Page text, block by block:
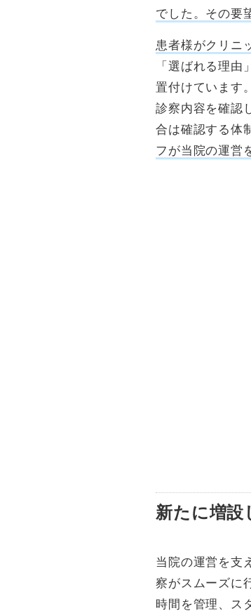
でした。その要
患者様がクリニ
「選ばれる理
置付けています
診察内容を確認
合は確認する体
フが当院の運営
新たに増設
当院の運営を支
察がスムーズに
時間を管理、ス